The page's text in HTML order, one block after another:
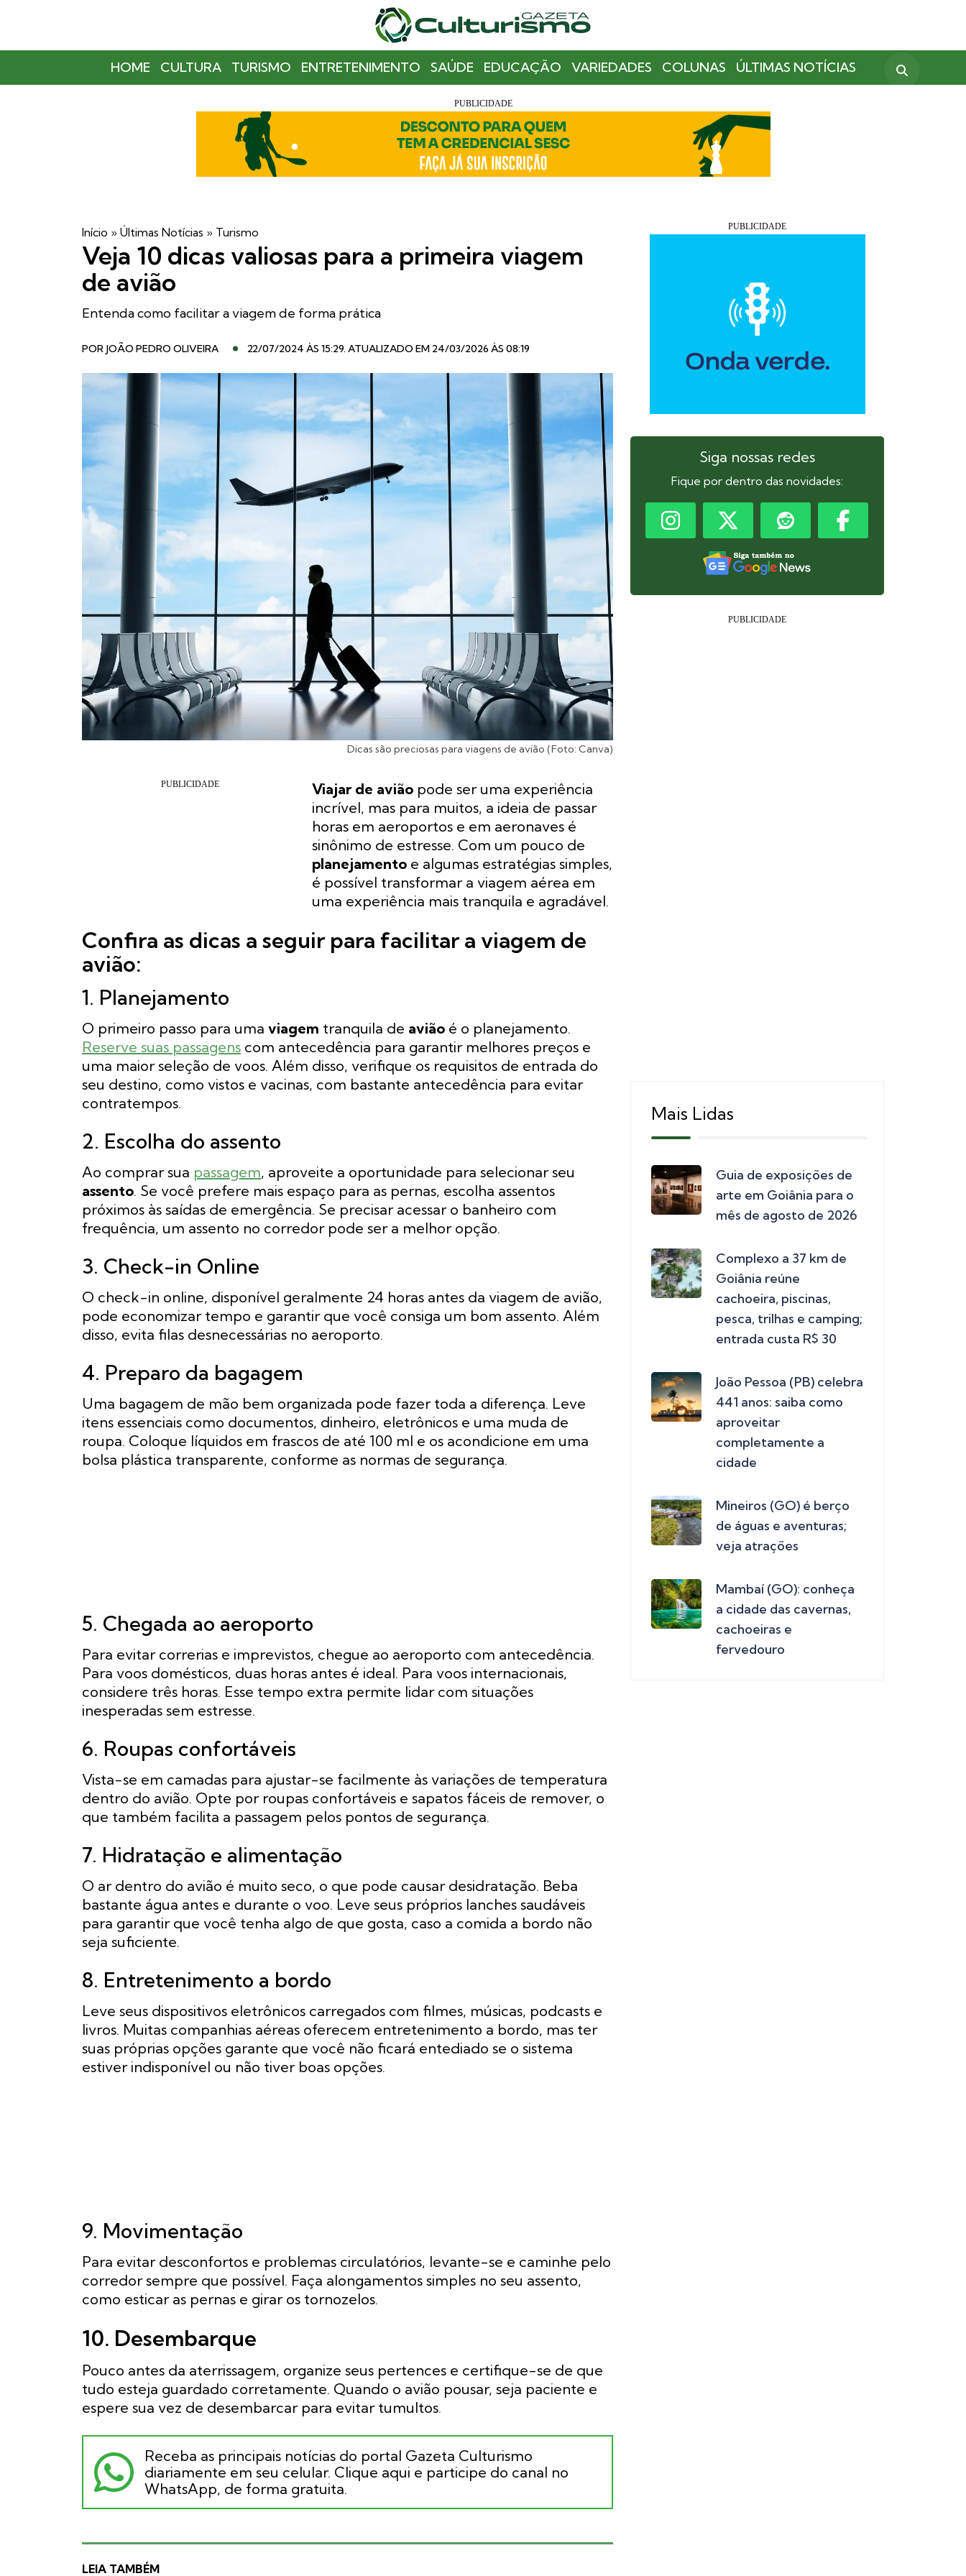
HOME CULTURA TURISMO ENTRETENIMENTO SAÚDE EDUCAÇÃO VARIEDADES COLUNAS ÚLTIMAS NOTÍCIAS
Início » Últimas Notícias » Turismo
Veja 10 dicas valiosas para a primeira viagem
de avião
Entenda como facilitar a viagem de forma prática
POR JOÃO PEDRO OLIVEIRA 22/07/2024 ÀS 15:29. ATUALIZADO EM 24/03/2026 ÀS 08:19
Dicas são preciosas para viagens de avião (Foto: Canva)
Viajar de avião pode ser uma experiência
incrível, mas para muitos, a ideia de passar
horas em aeroportos e em aeronaves é
sinônimo de estresse. Com um pouco de
planejamento e algumas estratégias simples,
é possível transformar a viagem aérea em
uma experiência mais tranquila e agradável.
Confira as dicas a seguir para facilitar a viagem de
avião:
1. Planejamento
O primeiro passo para uma viagem tranquila de avião é o planejamento.
Reserve suas passagens com antecedência para garantir melhores preços e
uma maior seleção de voos. Além disso, verifique os requisitos de entrada do
seu destino, como vistos e vacinas, com bastante antecedência para evitar
contratempos.
2. Escolha do assento
Ao comprar sua passagem, aproveite a oportunidade para selecionar seu
assento. Se você prefere mais espaço para as pernas, escolha assentos
próximos às saídas de emergência. Se precisar acessar o banheiro com
frequência, um assento no corredor pode ser a melhor opção.
3. Check-in Online
O check-in online, disponível geralmente 24 horas antes da viagem de avião,
pode economizar tempo e garantir que você consiga um bom assento. Além
disso, evita filas desnecessárias no aeroporto.
4. Preparo da bagagem
Uma bagagem de mão bem organizada pode fazer toda a diferença. Leve
itens essenciais como documentos, dinheiro, eletrônicos e uma muda de
roupa. Coloque líquidos em frascos de até 100 ml e os acondicione em uma
bolsa plástica transparente, conforme as normas de segurança.
5. Chegada ao aeroporto
Para evitar correrias e imprevistos, chegue ao aeroporto com antecedência.
Para voos domésticos, duas horas antes é ideal. Para voos internacionais,
considere três horas. Esse tempo extra permite lidar com situações
inesperadas sem estresse.
6. Roupas confortáveis
Vista-se em camadas para ajustar-se facilmente às variações de temperatura
dentro do avião. Opte por roupas confortáveis e sapatos fáceis de remover, o
que também facilita a passagem pelos pontos de segurança.
7. Hidratação e alimentação
O ar dentro do avião é muito seco, o que pode causar desidratação. Beba
bastante água antes e durante o voo. Leve seus próprios lanches saudáveis
para garantir que você tenha algo de que gosta, caso a comida a bordo não
seja suficiente.
8. Entretenimento a bordo
Leve seus dispositivos eletrônicos carregados com filmes, músicas, podcasts e
livros. Muitas companhias aéreas oferecem entretenimento a bordo, mas ter
suas próprias opções garante que você não ficará entediado se o sistema
estiver indisponível ou não tiver boas opções.
9. Movimentação
Para evitar desconfortos e problemas circulatórios, levante-se e caminhe pelo
corredor sempre que possível. Faça alongamentos simples no seu assento,
como esticar as pernas e girar os tornozelos.
10. Desembarque
Pouco antes da aterrissagem, organize seus pertences e certifique-se de que
tudo esteja guardado corretamente. Quando o avião pousar, seja paciente e
espere sua vez de desembarcar para evitar tumultos.
Receba as principais notícias do portal Gazeta Culturismo
diariamente em seu celular. Clique aqui e participe do canal no
WhatsApp, de forma gratuita.
LEIA TAMBÉM
Siga nossas redes
Fique por dentro das novidades:
Mais Lidas
Guia de exposições de
arte em Goiânia para o
mês de agosto de 2026
Complexo a 37 km de
Goiânia reúne
cachoeira, piscinas,
pesca, trilhas e camping;
entrada custa R$ 30
João Pessoa (PB) celebra
441 anos: saiba como
aproveitar
completamente a
cidade
Mineiros (GO) é berço
de águas e aventuras;
veja atrações
Mambaí (GO): conheça
a cidade das cavernas,
cachoeiras e
fervedouro